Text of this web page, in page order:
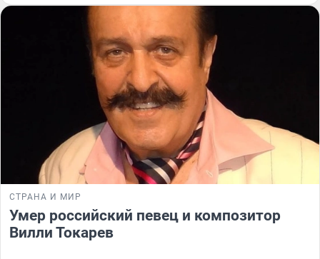
СТРАНА И МИР
Умер российский певец и композитор
Вилли Токарев